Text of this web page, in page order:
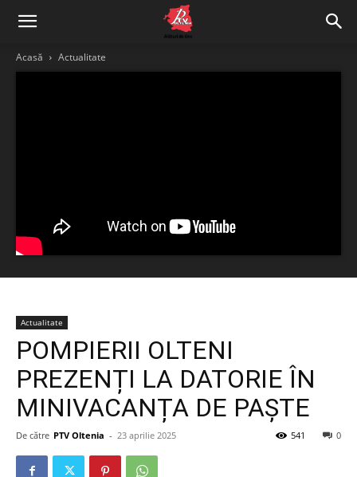
Acasă Actualitate
Actualitate
POMPIERII OLTENI
PREZENȚI LA DATORIE ÎN
MINIVACANȚA DE PAȘTE
De către PTV Oltenia - 23 aprilie 2025 0
541